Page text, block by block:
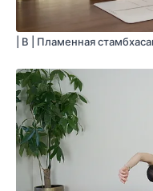
| B | Пламенная